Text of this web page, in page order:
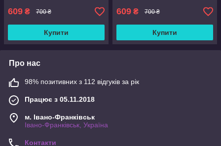
609 ₴ 700 ₴
Купити
609 ₴ 700 ₴
Купити
Про нас
98% позитивних з 112 відгуків за рік
Працює з 05.11.2018
м. Івано-Франківськ
Івано-Франківськ, Україна
Контакти